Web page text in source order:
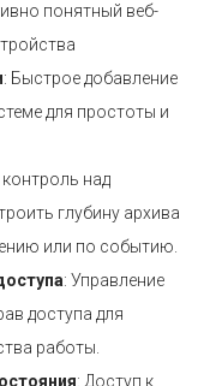
понятный веб-
: Быстрое добавление
для простоты и
над
глубину архива
или по событию.
: Управление
доступа для
работы.
: Доступ к